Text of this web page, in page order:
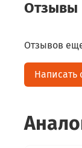
Отзывы
Отзывов
Написать